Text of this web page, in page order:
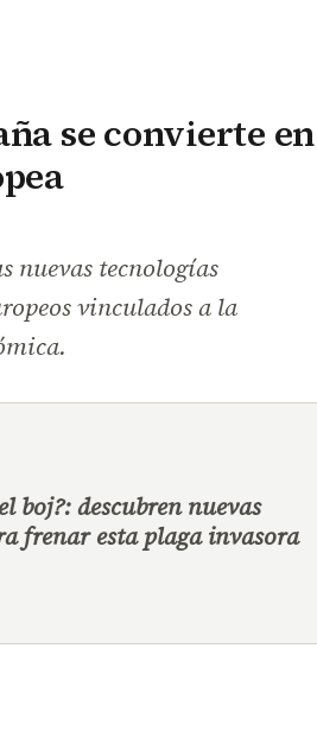
se convierte en
tecnologías
vinculados a la
descubren nuevas
frenar esta plaga invasora